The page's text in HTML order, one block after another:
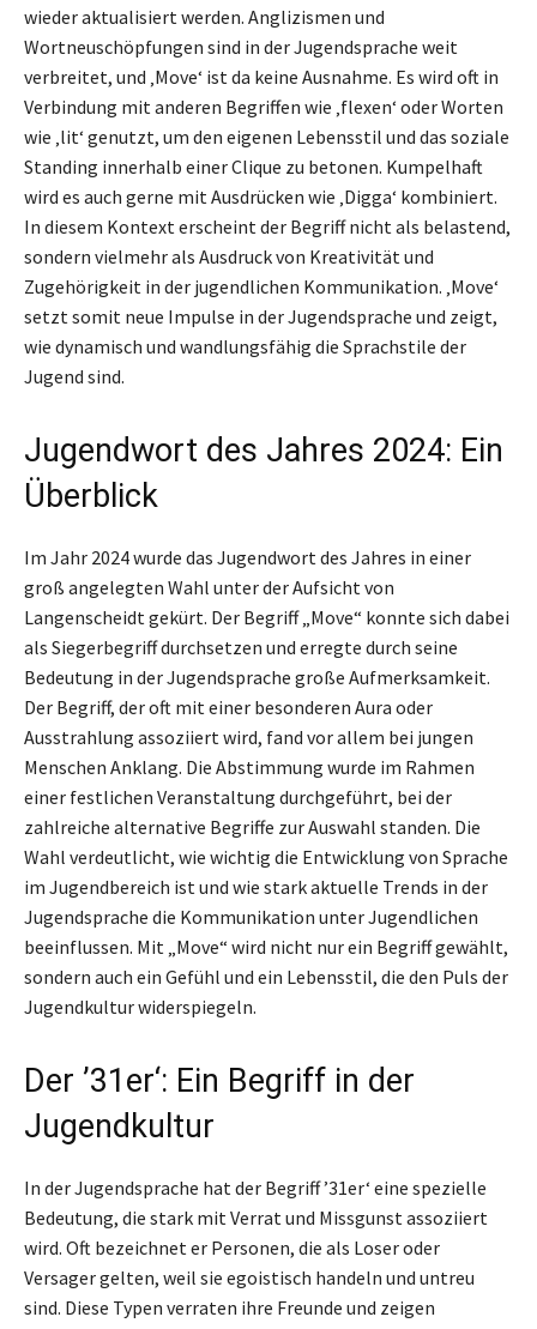
wieder aktualisiert werden. Anglizismen und
Wortneuschöpfungen sind in der Jugendsprache weit
verbreitet, und ‚Move‘ ist da keine Ausnahme. Es wird oft in
Verbindung mit anderen Begriffen wie ‚flexen‘ oder Worten
wie ‚lit‘ genutzt, um den eigenen Lebensstil und das soziale
Standing innerhalb einer Clique zu betonen. Kumpelhaft
wird es auch gerne mit Ausdrücken wie ‚Digga‘ kombiniert.
In diesem Kontext erscheint der Begriff nicht als belastend,
sondern vielmehr als Ausdruck von Kreativität und
Zugehörigkeit in der jugendlichen Kommunikation. ‚Move‘
setzt somit neue Impulse in der Jugendsprache und zeigt,
wie dynamisch und wandlungsfähig die Sprachstile der
Jugend sind.
Jugendwort des Jahres 2024: Ein
Überblick
Im Jahr 2024 wurde das Jugendwort des Jahres in einer
groß angelegten Wahl unter der Aufsicht von
Langenscheidt gekürt. Der Begriff „Move“ konnte sich dabei
als Siegerbegriff durchsetzen und erregte durch seine
Bedeutung in der Jugendsprache große Aufmerksamkeit.
Der Begriff, der oft mit einer besonderen Aura oder
Ausstrahlung assoziiert wird, fand vor allem bei jungen
Menschen Anklang. Die Abstimmung wurde im Rahmen
einer festlichen Veranstaltung durchgeführt, bei der
zahlreiche alternative Begriffe zur Auswahl standen. Die
Wahl verdeutlicht, wie wichtig die Entwicklung von Sprache
im Jugendbereich ist und wie stark aktuelle Trends in der
Jugendsprache die Kommunikation unter Jugendlichen
beeinflussen. Mit „Move“ wird nicht nur ein Begriff gewählt,
sondern auch ein Gefühl und ein Lebensstil, die den Puls der
Jugendkultur widerspiegeln.
Der ’31er‘: Ein Begriff in der
Jugendkultur
In der Jugendsprache hat der Begriff ’31er‘ eine spezielle
Bedeutung, die stark mit Verrat und Missgunst assoziiert
wird. Oft bezeichnet er Personen, die als Loser oder
Versager gelten, weil sie egoistisch handeln und untreu
sind. Diese Typen verraten ihre Freunde und zeigen